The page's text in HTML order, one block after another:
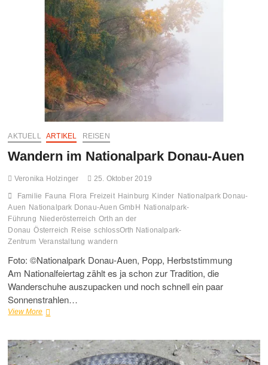
Donau-
Auen
AKTUELL ARTIKEL REISEN
Wandern im Nationalpark Donau-Auen
Veronika Holzinger 25. Oktober 2019
Familie Fauna Flora Freizeit Hainburg Kinder Nationalpark Donau-
Auen Nationalpark Donau-Auen GmbH Nationalpark-
Führung Niederösterreich Orth an der
Donau Österreich Reise schlossOrth Nationalpark-
Zentrum Veranstaltung wandern
Foto: ©Nationalpark Donau-Auen, Popp, Herbststimmung
Am Nationalfeiertag zählt es ja schon zur Tradition, die
Wanderschuhe auszupacken und noch schnell ein paar
Sonnenstrahlen…
View MoreWandern
Donau-
Auen